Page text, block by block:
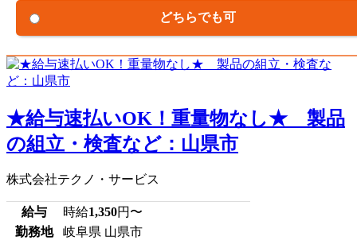
どちらでも可
★給与速払いOK！重量物なし★ 製品
の組立・検査など：山県市
株式会社テクノ・サービス
給与 時給1,350円〜
勤務地
岐阜県 山県市